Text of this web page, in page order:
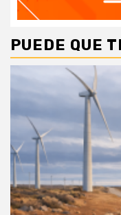
PUEDE QUE